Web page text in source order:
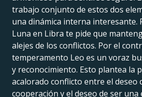
trabajo conjunto de estos dos
una dinámica interna interesante.
Luna en Libra te pide que
alejes de los conflictos. Por el
temperamento Leo es un voraz
y reconocimiento. Esto plantea la
acalorado conflicto entre el deseo
cooperación y el deseo de ser una